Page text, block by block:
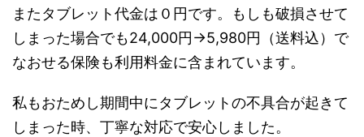
またタブレット代金は０円です。もしも破損させて
しまった場合でも24,000円→5,980円（送料込）で
なおせる保険も利用料金に含まれています。
私もおためし期間中にタブレットの不具合が起きて
しまった時、丁寧な対応で安心しました。